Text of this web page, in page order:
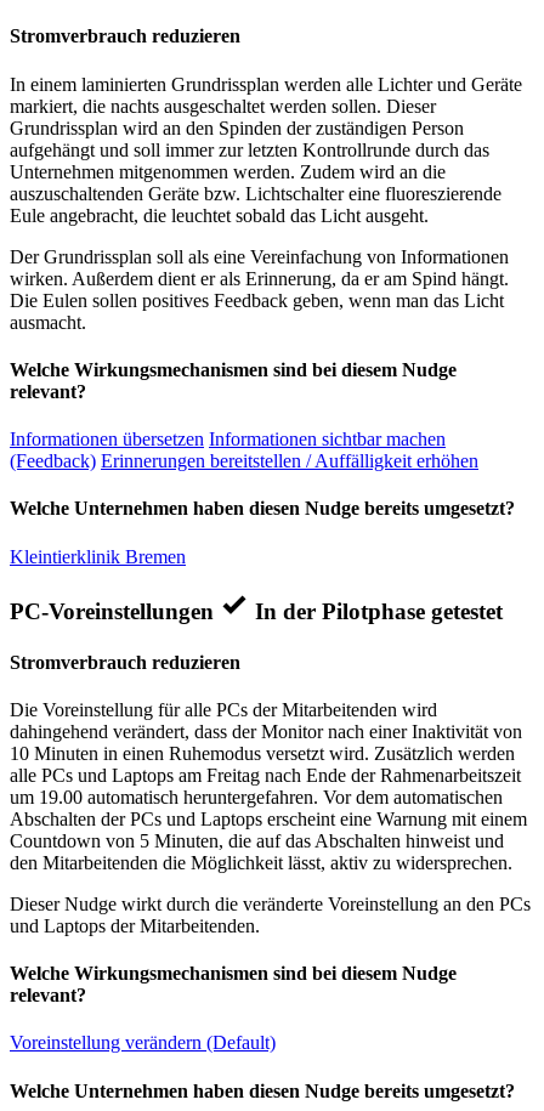
Stromverbrauch reduzieren
In einem laminierten Grundrissplan werden alle Lichter und Geräte
markiert, die nachts ausgeschaltet werden sollen. Dieser
Grundrissplan wird an den Spinden der zuständigen Person
aufgehängt und soll immer zur letzten Kontrollrunde durch das
Unternehmen mitgenommen werden. Zudem wird an die
auszuschaltenden Geräte bzw. Lichtschalter eine fluoreszierende
Eule angebracht, die leuchtet sobald das Licht ausgeht.
Der Grundrissplan soll als eine Vereinfachung von Informationen
wirken. Außerdem dient er als Erinnerung, da er am Spind hängt.
Die Eulen sollen positives Feedback geben, wenn man das Licht
ausmacht.
Welche Wirkungsmechanismen sind bei diesem Nudge
relevant?
Informationen übersetzen Informationen sichtbar machen
(Feedback) Erinnerungen bereitstellen / Auffälligkeit erhöhen
Welche Unternehmen haben diesen Nudge bereits umgesetzt?
Kleintierklinik Bremen
PC-Voreinstellungen In der Pilotphase getestet
Stromverbrauch reduzieren
Die Voreinstellung für alle PCs der Mitarbeitenden wird
dahingehend verändert, dass der Monitor nach einer Inaktivität von
10 Minuten in einen Ruhemodus versetzt wird. Zusätzlich werden
alle PCs und Laptops am Freitag nach Ende der Rahmenarbeitszeit
um 19.00 automatisch heruntergefahren. Vor dem automatischen
Abschalten der PCs und Laptops erscheint eine Warnung mit einem
Countdown von 5 Minuten, die auf das Abschalten hinweist und
den Mitarbeitenden die Möglichkeit lässt, aktiv zu widersprechen.
Dieser Nudge wirkt durch die veränderte Voreinstellung an den PCs
und Laptops der Mitarbeitenden.
Welche Wirkungsmechanismen sind bei diesem Nudge
relevant?
Voreinstellung verändern (Default)
Welche Unternehmen haben diesen Nudge bereits umgesetzt?